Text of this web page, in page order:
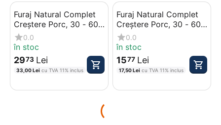
Furaj Natural Complet
Creștere Porc, 30 - 60
kg, 10 kg
0.0
în stoc
2973 Lei
33,00Lei cu TVA 11% inclus
Furaj Natural Complet
Creștere Porc, 30 - 60
kg, 5 kg
0.0
în stoc
1577 Lei
17,50Lei cu TVA 11% inclus